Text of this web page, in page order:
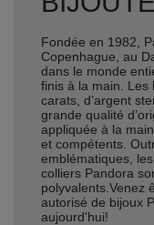
Fondée en 1982,
Copenhague, au
dans le monde
finis à la main. Les
carats, d’argent
grande qualité
appliquée à la
et compétents.
emblématiques,
colliers Pandora
polyvalents.Venez
autorisé de bijoux
aujourd'hui!